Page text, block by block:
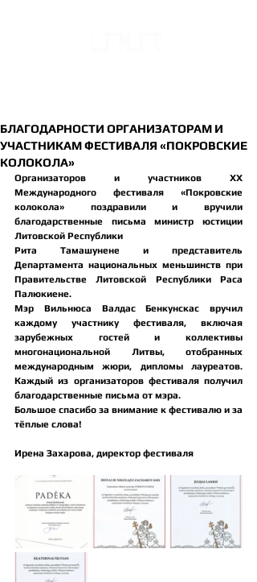
БЛАГОДАРНОСТИ ОРГАНИЗАТОРАМ И
УЧАСТНИКАМ ФЕСТИВАЛЯ «ПОКРОВСКИЕ
КОЛОКОЛА»
Организаторов и участников ХХ
Международного фестиваля «Покровские
колокола» поздравили и вручили
благодарственные письма министр юстиции
Литовской Республики
Рита Тамашунене и представитель
Департамента национальных меньшинств при
Правительстве Литовской Республики Раса
Палюкиене.
Мэр Вильнюса Валдас Бенкунскас вручил
каждому участнику фестиваля, включая
зарубежных гостей и коллективы
многонациональной Литвы, отобранных
международным жюри, дипломы лауреатов.
Каждый из организаторов фестиваля получил
благодарственные письма от мэра.
Большое спасибо за внимание к фестивалю и за
тёплые слова!
Ирена Захарова, директор фестиваля